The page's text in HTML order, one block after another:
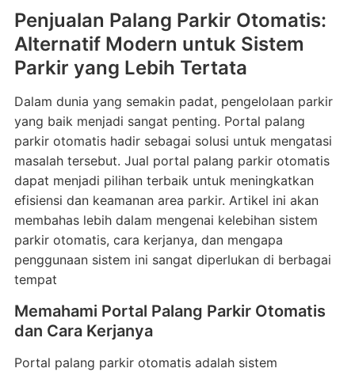
Penjualan Palang Parkir Otomatis:
Alternatif Modern untuk Sistem
Parkir yang Lebih Tertata
Dalam dunia yang semakin padat, pengelolaan parkir
yang baik menjadi sangat penting. Portal palang
parkir otomatis hadir sebagai solusi untuk mengatasi
masalah tersebut. Jual portal palang parkir otomatis
dapat menjadi pilihan terbaik untuk meningkatkan
efisiensi dan keamanan area parkir. Artikel ini akan
membahas lebih dalam mengenai kelebihan sistem
parkir otomatis, cara kerjanya, dan mengapa
penggunaan sistem ini sangat diperlukan di berbagai
tempat
Memahami Portal Palang Parkir Otomatis
dan Cara Kerjanya
Portal palang parkir otomatis adalah sistem